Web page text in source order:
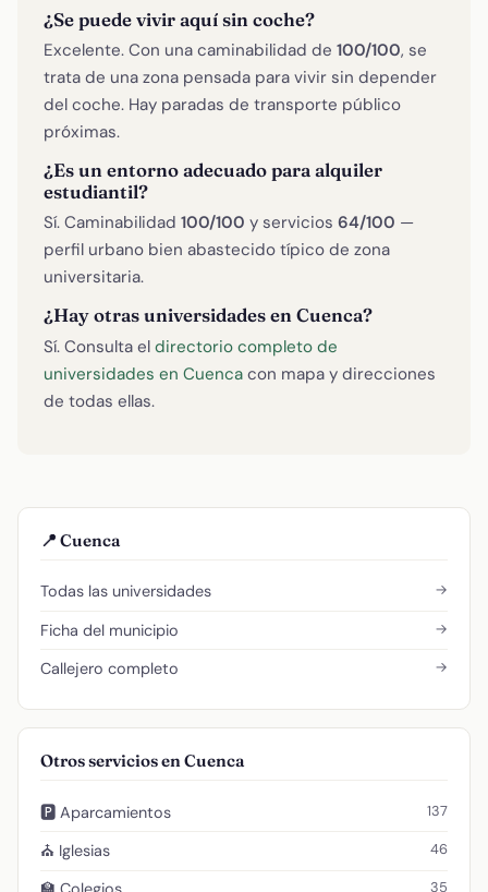
¿Se puede vivir aquí sin coche?
Excelente. Con una caminabilidad de 100/100, se
trata de una zona pensada para vivir sin depender
del coche. Hay paradas de transporte público
próximas.
¿Es un entorno adecuado para alquiler
estudiantil?
Sí. Caminabilidad 100/100 y servicios 64/100 —
perfil urbano bien abastecido típico de zona
universitaria.
¿Hay otras universidades en Cuenca?
Sí. Consulta el directorio completo de
universidades en Cuenca con mapa y direcciones
de todas ellas.
📍 Cuenca
Todas las universidades →
Ficha del municipio →
Callejero completo →
Otros servicios en Cuenca
🅿️ Aparcamientos 137
⛪ Iglesias 46
35